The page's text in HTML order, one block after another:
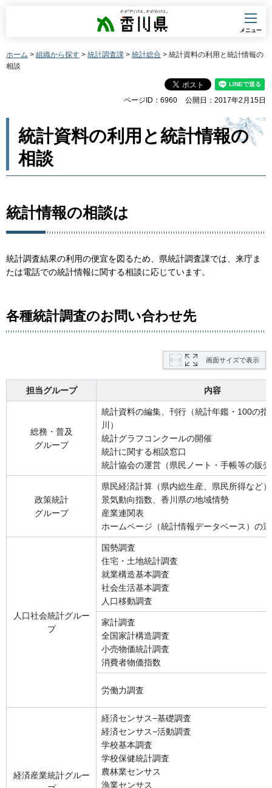
香川県
メニュー
ホーム > 組織から探す > 統計調査課 > 統計総合 > 統計資料の利用と統計情報の
相談
ページID：6960 公開日：2017年2月15日
統計資料の利用と統計情報の
相談
統計情報の相談は
統計調査結果の利用の便宜を図るため、県統計調査課では、来庁ま
たは電話での統計情報に関する相談に応じています。
各種統計調査のお問い合わせ先
画面サイズで表示
担当グループ 内容
総務・普及
グループ
統計資料の編集、刊行（統計年鑑・100の指
川）
統計グラフコンクールの開催
統計に関する相談窓口
統計協会の運営（県民ノート・手帳等の販
政策統計
グループ
県民経済計算（県内総生産、県民所得など）
景気動向指数、香川県の地域情勢
産業連関表
ホームページ（統計情報データベース）の
人口社会統計グルー
プ
国勢調査
住宅・土地統計調査
就業構造基本調査
社会生活基本調査
人口移動調査
家計調査
全国家計構造調査
小売物価統計調査
消費者物価指数
労働力調査
経済産業統計グルー
経済センサス−基礎調査
経済センサス−活動調査
学校基本調査
学校保健統計調査
農林業センサス
漁業センサス